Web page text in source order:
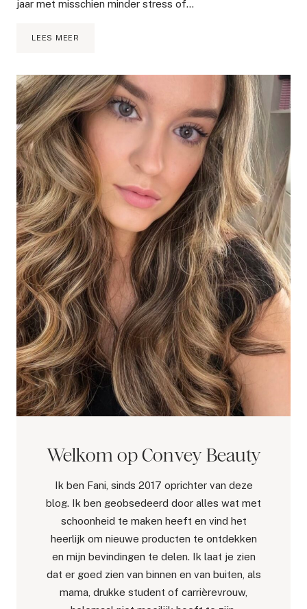
jaar met misschien minder stress of…
LEES MEER
HUN
HELENDE
EIGENSCHAPPEN
Welkom op Convey Beauty
Ik ben Fani, sinds 2017 oprichter van deze
blog. Ik ben geobsedeerd door alles wat met
schoonheid te maken heeft en vind het
heerlijk om nieuwe producten te ontdekken
en mijn bevindingen te delen. Ik laat je zien
dat er goed zien van binnen en van buiten, als
mama, drukke student of carrièrevrouw,